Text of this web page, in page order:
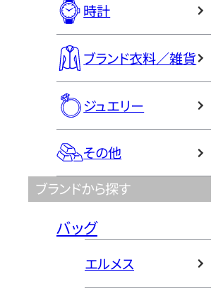
時計
ブランド衣料／雑貨
ジュエリー
その他
ブランドから探す
バッグ
エルメス